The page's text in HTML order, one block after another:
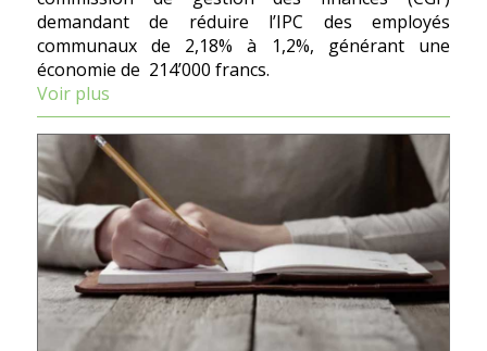
demandant de réduire l’IPC des employés
communaux de 2,18% à 1,2%, générant une
économie de 214’000 francs.
Voir plus